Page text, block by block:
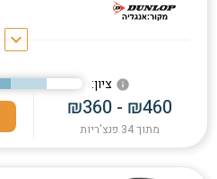
keyboard_arrow_down
:ציון info
₪360 - ₪460
מתוך 34 פנצ'ריות